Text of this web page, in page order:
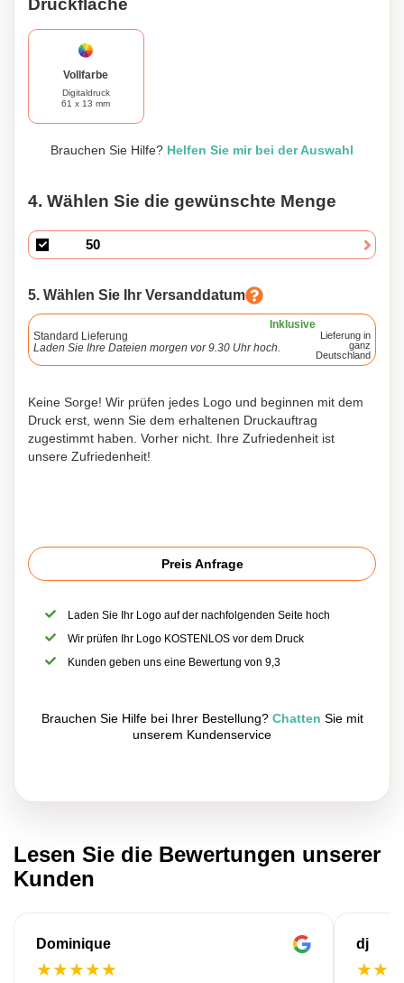
Druckfläche
Vollfarbe
Digitaldruck
61 x 13 mm
Brauchen Sie Hilfe? Helfen Sie mir bei der Auswahl
4. Wählen Sie die gewünschte Menge
5. Wählen Sie Ihr Versanddatum
Inklusive
Standard Lieferung
Laden Sie Ihre Dateien morgen vor 9.30 Uhr hoch.
Lieferung in
ganz
Deutschland
Keine Sorge! Wir prüfen jedes Logo und beginnen mit dem
Druck erst, wenn Sie dem erhaltenen Druckauftrag
zugestimmt haben. Vorher nicht. Ihre Zufriedenheit ist
unsere Zufriedenheit!
Preis Anfrage
Laden Sie Ihr Logo auf der nachfolgenden Seite hoch
Wir prüfen Ihr Logo KOSTENLOS vor dem Druck
Kunden geben uns eine Bewertung von 9,3
Brauchen Sie Hilfe bei Ihrer Bestellung? Chatten Sie mit
unserem Kundenservice
Lesen Sie die Bewertungen unserer
Kunden
Dominique
★★★★★
dj
★★